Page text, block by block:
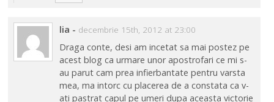
lia - decembrie 15th, 2012 at 23:00
Draga conte, desi am incetat sa mai postez pe
acest blog ca urmare unor apostrofari ce mi s-
au parut cam prea infierbantate pentru varsta
mea, ma intorc cu placerea de a constata ca v-
ati pastrat capul pe umeri dupa aceasta victorie